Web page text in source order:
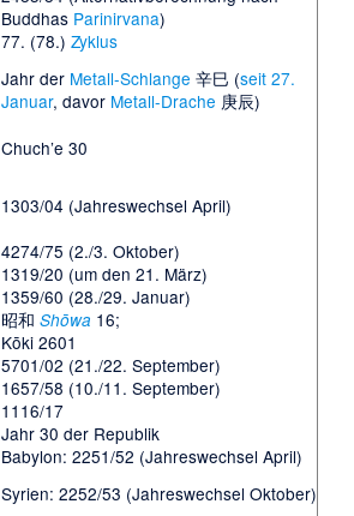
Buddhas Parinirvana)
77. (78.) Zyklus
Jahr der Metall-Schlange 辛巳 (seit 27.
Januar, davor Metall-Drache 庚辰)
Chuch’e 30
1303/04 (Jahreswechsel April)
4274/75 (2./3. Oktober)
1319/20 (um den 21. März)
1359/60 (28./29. Januar)
昭和 Shōwa 16;
Kōki 2601
5701/02 (21./22. September)
1657/58 (10./11. September)
1116/17
Jahr 30 der Republik
Babylon: 2251/52 (Jahreswechsel April)
Syrien: 2252/53 (Jahreswechsel Oktober)